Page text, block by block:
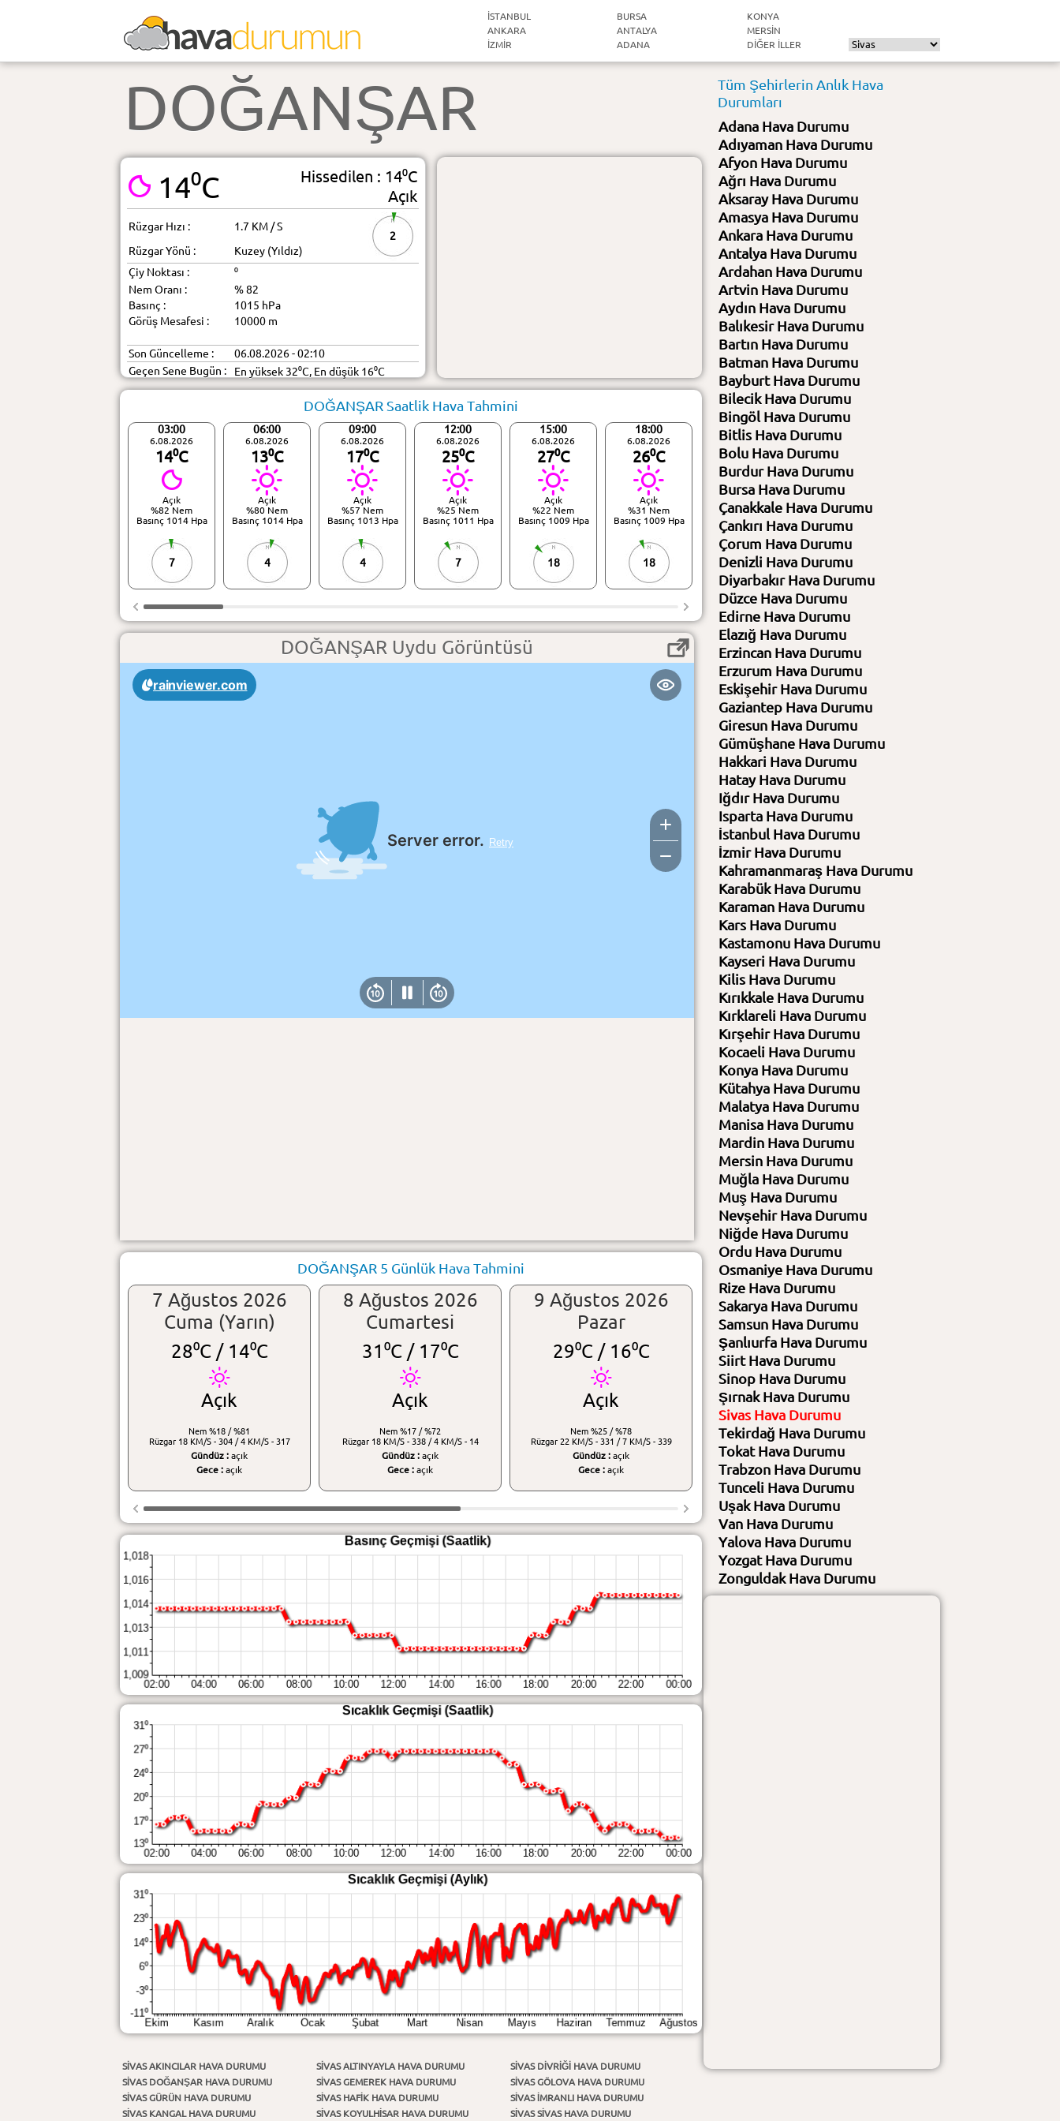
İSTANBUL
ANKARA
İZMIR
BURSA
ANTALYA
ADANA
KONYA
MERSIN
DIĞER ILLER
DOĞANŞAR
14⁰C
Hissedilen : 14⁰C
Açık
Rüzgar Hızı : 1.7 KM / S
2
Rüzgar Yönü :
Kuzey (Yıldız)
Çiy Noktası :
⁰
Nem Oranı :
% 82
Basınç :
1015 hPa
Görüş Mesafesi :
10000 m
Son Güncelleme :
06.08.2026 - 02:10
Geçen Sene Bugün :
En yüksek 32⁰C, En düşük 16⁰C
DOĞANŞAR Saatlik Hava Tahmini
03:00
6.08.2026
14⁰C
Açık
%82 Nem
Basınç 1014 Hpa
7
06:00
6.08.2026
13⁰C
Açık
%80 Nem
Basınç 1014 Hpa
4
09:00
6.08.2026
17⁰C
Açık
%57 Nem
Basınç 1013 Hpa
4
12:00
6.08.2026
25⁰C
Açık
%25 Nem
Basınç 1011 Hpa
7
15:00
6.08.2026
27⁰C
Açık
%22 Nem
Basınç 1009 Hpa
18
18:00
6.08.2026
26⁰C
Açık
%31 Nem
Basınç 1009 Hpa
18
21:00
6.08.2026
17⁰C
Açık
%57 Nem
Basınç 1011 Hpa
11
7.08.2026
17⁰C
%68 Nem
Basınç 1012 Hpa
7
DOĞANŞAR Uydu Görüntüsü
DOĞANŞAR 5 Günlük Hava Tahmini
7 Ağustos 2026
Cuma (Yarın)
28⁰C /14⁰C
Açık
Nem %18 / %81
Rüzgar 18 KM/S - 304 / 4 KM/S - 317
Gündüz : açık
Gece : açık
8 Ağustos 2026
Cumartesi
31⁰C /17⁰C
Açık
Nem %17 / %72
Rüzgar 18 KM/S - 338 / 4 KM/S - 14
Gündüz : açık
Gece : açık
9 Ağustos 2026
Pazar
29⁰C /16⁰C
Açık
Nem %25 / %78
Rüzgar 22 KM/S - 331 / 7 KM/S - 339
Gündüz : açık
Gece : açık
10 Ağustos 2026
Pazartesi
26⁰C /13⁰C
Açık
Nem%33 / %86
Rüzgar29 KM/S - 7 / 7 KM/S - 349
Gündüz :açık
Gece :açık
SIVAS AKINCILAR HAVA DURUMU SIVAS ALTINYAYLA HAVA DURUMU
SIVAS DİVRİĞİ HAVA DURUMU
SIVAS DOĞANŞAR HAVA DURUMU
SIVAS GEMEREK HAVA DURUMU
SIVAS GÖLOVA HAVA DURUMU
SIVAS GÜRÜN HAVA DURUMU
SIVAS HAFİK HAVA DURUMU
SIVAS İMRANLI HAVA DURUMU
SIVAS KANGAL HAVA DURUMU
SIVAS KOYULHİSAR HAVA DURUMU SIVAS SİVAS HAVA DURUMU
Tüm Şehirlerin Anlık Hava
Durumları
Adana Hava Durumu
Adıyaman Hava Durumu
Afyon Hava Durumu
Ağrı Hava Durumu
Aksaray Hava Durumu
Amasya Hava Durumu
Ankara Hava Durumu
Antalya Hava Durumu
Ardahan Hava Durumu
Artvin Hava Durumu
Aydın Hava Durumu
Balıkesir Hava Durumu
Bartın Hava Durumu
Batman Hava Durumu
Bayburt Hava Durumu
Bilecik Hava Durumu
Bingöl Hava Durumu
Bitlis Hava Durumu
Bolu Hava Durumu
Burdur Hava Durumu
Bursa Hava Durumu
Çanakkale Hava Durumu
Çankırı Hava Durumu
Çorum Hava Durumu
Denizli Hava Durumu
Diyarbakır Hava Durumu
Düzce Hava Durumu
Edirne Hava Durumu
Elazığ Hava Durumu
Erzincan Hava Durumu
Erzurum Hava Durumu
Eskişehir Hava Durumu
Gaziantep Hava Durumu
Giresun Hava Durumu
Gümüşhane Hava Durumu
Hakkari Hava Durumu
Hatay Hava Durumu
Iğdır Hava Durumu
Isparta Hava Durumu
İstanbul Hava Durumu
İzmir Hava Durumu
Kahramanmaraş Hava Durumu
Karabük Hava Durumu
Karaman Hava Durumu
Kars Hava Durumu
Kastamonu Hava Durumu
Kayseri Hava Durumu
Kilis Hava Durumu
Kırıkkale Hava Durumu
Kırklareli Hava Durumu
Kırşehir Hava Durumu
Kocaeli Hava Durumu
Konya Hava Durumu
Kütahya Hava Durumu
Malatya Hava Durumu
Manisa Hava Durumu
Mardin Hava Durumu
Mersin Hava Durumu
Muğla Hava Durumu
Muş Hava Durumu
Nevşehir Hava Durumu
Niğde Hava Durumu
Ordu Hava Durumu
Osmaniye Hava Durumu
Rize Hava Durumu
Sakarya Hava Durumu
Samsun Hava Durumu
Şanlıurfa Hava Durumu
Siirt Hava Durumu
Sinop Hava Durumu
Şırnak Hava Durumu
Sivas Hava Durumu
Tekirdağ Hava Durumu
Tokat Hava Durumu
Trabzon Hava Durumu
Tunceli Hava Durumu
Uşak Hava Durumu
Van Hava Durumu
Yalova Hava Durumu
Yozgat Hava Durumu
Zonguldak Hava Durumu